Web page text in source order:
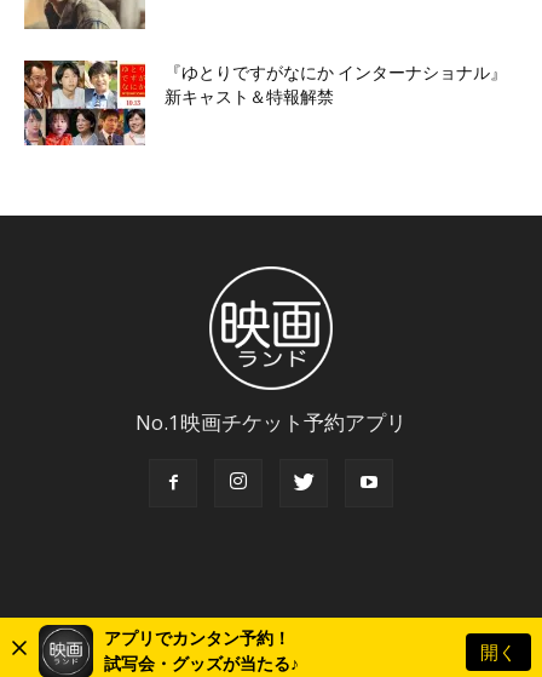
アプリでカンタン予約！
試写会・グッズが当たる♪
開く
『ゆとりですがなにか インターナショナル』
新キャスト＆特報解禁
No.1映画チケット予約アプリ
© Copyright 2018 Eigaland, inc. All Rights Reserved.